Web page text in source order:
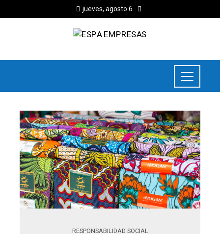
jueves, agosto 6
RESPONSABILIDAD SOCIAL